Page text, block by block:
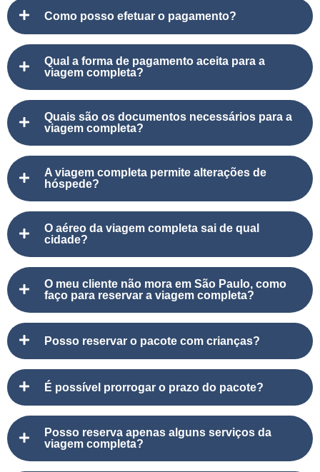
Como posso efetuar o pagamento?
Qual a forma de pagamento aceita para a
viagem completa?
Quais são os documentos necessários para a
viagem completa?
A viagem completa permite alterações de
hóspede?
O aéreo da viagem completa sai de qual
cidade?
O meu cliente não mora em São Paulo, como
faço para reservar a viagem completa?
Posso reservar o pacote com crianças?
É possível prorrogar o prazo do pacote?
Posso reserva apenas alguns serviços da
viagem completa?